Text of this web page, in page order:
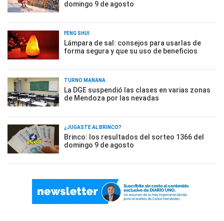
domingo 9 de agosto
FENG SHUI
Lámpara de sal: consejos para usarlas de
forma segura y que su uso de beneficios
TURNO MAÑANA
La DGE suspendió las clases en varias zonas
de Mendoza por las nevadas
¿JUGASTE AL BRINCO?
Brinco: los resultados del sorteo 1366 del
domingo 9 de agosto